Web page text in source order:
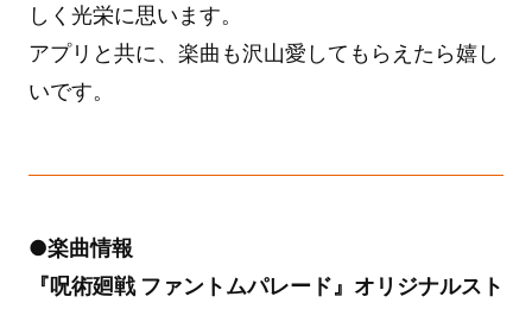
しく光栄に思います。
アプリと共に、楽曲も沢山愛してもらえたら嬉し
いです。
●楽曲情報
『呪術廻戦 ファントムパレード』オリジナルスト